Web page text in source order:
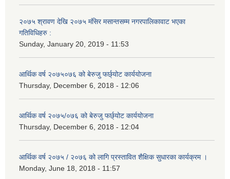
२०७५ श्रावण देखि २०७५ मंसिर मसान्तसम्म नगरपालिकावाट भएका
गतिविधिहरु :
Sunday, January 20, 2019 - 11:53
आर्थिक वर्ष २०७५०७६ को बेरुजु फर्छ्योट कार्ययोजना
Thursday, December 6, 2018 - 12:06
आर्थिक वर्ष २०७५/०७६ को बेरुजु फर्छ्योट कार्ययोजना
Thursday, December 6, 2018 - 12:04
आर्थिक वर्ष २०७५ / २०७६ को लागि प्रस्तावित शैक्षिक सुधारका कार्यक्रम ।
Monday, June 18, 2018 - 11:57